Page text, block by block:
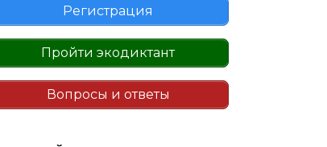
Регистрация
Пройти экодиктант
Вопросы и ответы